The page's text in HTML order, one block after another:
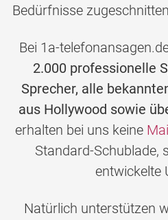
Bedürfnisse
Bei 1a-
2.000 professionelle
Sprecher, alle
aus Hollywood sowie
erhalten bei uns keine
Standard-Schublade,
entwickelte
Natürlich unterstützen